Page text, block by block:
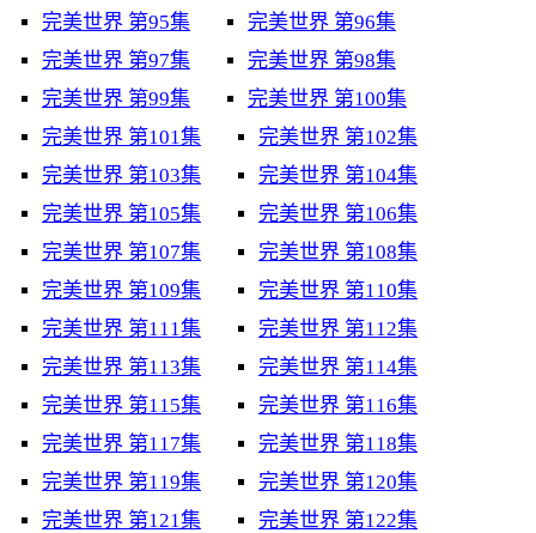
完美世界 第95集
完美世界 第96集
完美世界 第97集
完美世界 第98集
完美世界 第99集
完美世界 第100集
完美世界 第101集
完美世界 第102集
完美世界 第103集
完美世界 第104集
完美世界 第105集
完美世界 第106集
完美世界 第107集
完美世界 第108集
完美世界 第109集
完美世界 第110集
完美世界 第111集
完美世界 第112集
完美世界 第113集
完美世界 第114集
完美世界 第115集
完美世界 第116集
完美世界 第117集
完美世界 第118集
完美世界 第119集
完美世界 第120集
完美世界 第121集
完美世界 第122集